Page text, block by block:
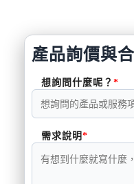
產品詢價與
想詢問什麼呢？
需求說明